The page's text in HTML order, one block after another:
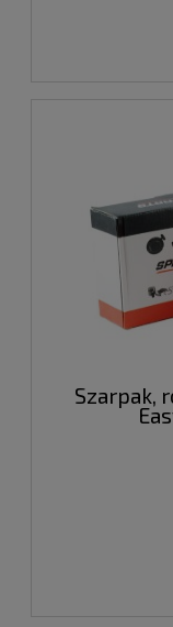
Szarpak,